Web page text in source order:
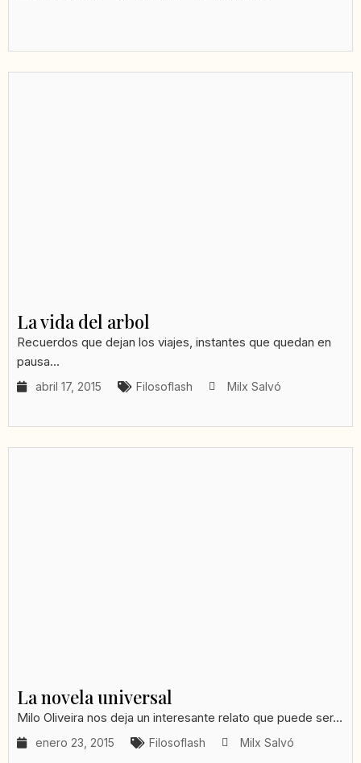
La vida del arbol
Recuerdos que dejan los viajes, instantes que quedan en
pausa...
abril 17, 2015 Filosoflash Milx Salvó
La novela universal
Milo Oliveira nos deja un interesante relato que puede ser...
enero 23, 2015 Filosoflash Milx Salvó